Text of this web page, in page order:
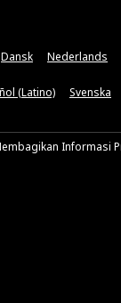
Dansk Nederlands
(Latino) Svenska
Informasi